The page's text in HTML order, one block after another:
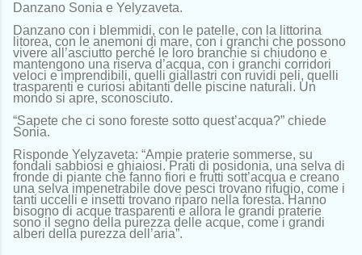
Danzano Sonia e Yelyzaveta.
Danzano con i blemmidi, con le patelle, con la littorina
litorea, con le anemoni di mare, con i granchi che possono
vivere all’asciutto perché le loro branchie si chiudono e
mantengono una riserva d’acqua, con i granchi corridori
veloci e imprendibili, quelli giallastri con ruvidi peli, quelli
trasparenti e curiosi abitanti delle piscine naturali. Un
mondo si apre, sconosciuto.
“Sapete che ci sono foreste sotto quest’acqua?” chiede
Sonia.
Risponde Yelyzaveta: “Ampie praterie sommerse, su
fondali sabbiosi e ghiaiosi. Prati di posidonia, una selva di
fronde di piante che fanno fiori e frutti sott’acqua e creano
una selva impenetrabile dove pesci trovano rifugio, come i
tanti uccelli e insetti trovano riparo nella foresta. Hanno
bisogno di acque trasparenti e allora le grandi praterie
sono il segno della purezza delle acque, come i grandi
alberi della purezza dell’aria”.